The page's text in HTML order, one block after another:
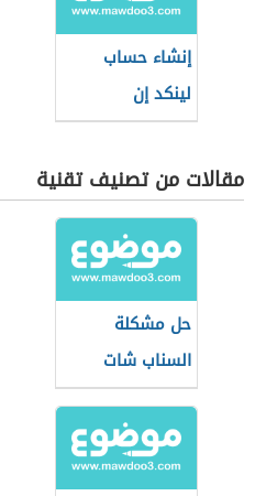
إنشاء حساب
لينكد إن
مقالات من تصنيف تقنية
حل مشكلة
السناب شات